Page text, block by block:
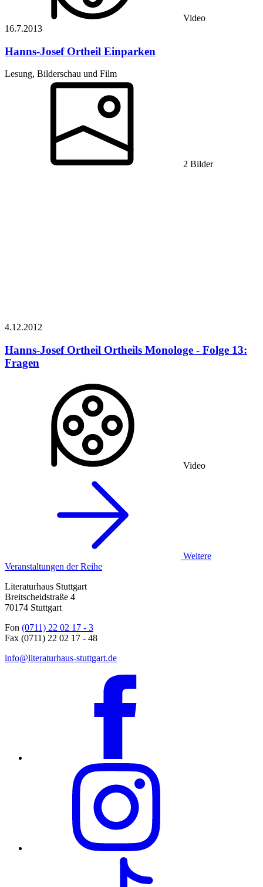
Video
16.7.2013
Hanns-Josef Ortheil Einparken
Lesung, Bilderschau und Film
2 Bilder
4.12.2012
Hanns-Josef Ortheil Ortheils Monologe - Folge 13:
Fragen
Video
Weitere
Veranstaltungen der Reihe
Literaturhaus Stuttgart
Breitscheidstraße 4
70174 Stuttgart
Fon (0711) 22 02 17 - 3
Fax (0711) 22 02 17 - 48
info@literaturhaus-stuttgart.de